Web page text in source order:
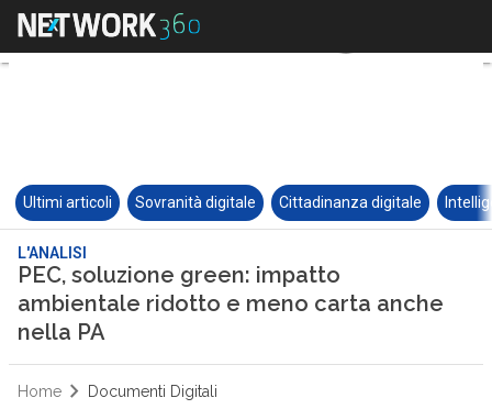
Ultimi articoli Sovranità digitale Cittadinanza digitale
L'ANALISI
PEC, soluzione green: impatto
ambientale ridotto e meno carta anche
nella PA
Home Documenti Digitali